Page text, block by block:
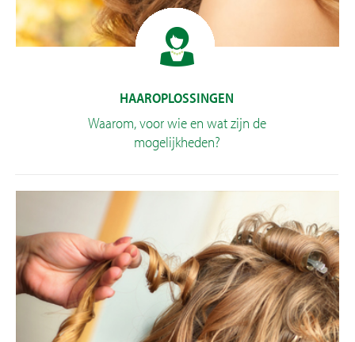
HAAROPLOSSINGEN
Waarom, voor wie en wat zijn de
mogelijkheden?
Pruik op maat
Voor wie een haarwerk?
Soorten haarwerk
Mutsjes , Bandana’s & Sjaals